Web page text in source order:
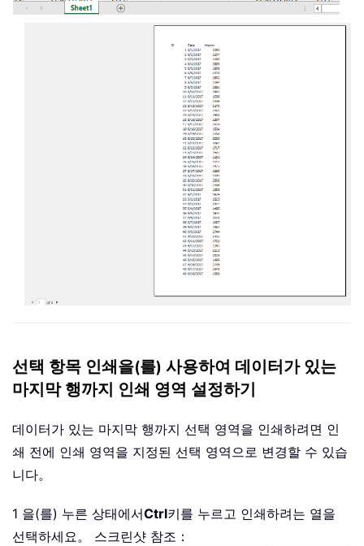
선택 항목 인쇄을(를) 사용하여 데이터가 있는
마지막 행까지 인쇄 영역 설정하기
데이터가 있는 마지막 행까지 선택 영역을 인쇄하려면 인
쇄 전에 인쇄 영역을 지정된 선택 영역으로 변경할 수 있습
니다。
1 을(를) 누른 상태에서Ctrl키를 누르고 인쇄하려는 열을
선택하세요。 스크린샷 참조：